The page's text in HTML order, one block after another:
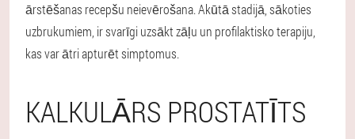
ārstēšanas recepšu neievērošana. Akūtā stadijā, sākoties
uzbrukumiem, ir svarīgi uzsākt zāļu un profilaktisko terapiju,
kas var ātri apturēt simptomus.
KALKULĀRS PROSTATĪTS